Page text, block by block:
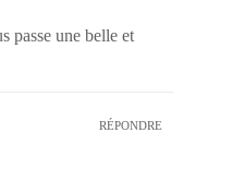
passe une belle et
RÉPONDRE